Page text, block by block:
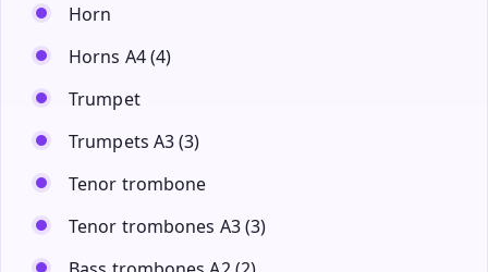
Horn
Horns A4 (4)
Trumpet
Trumpets A3 (3)
Tenor trombone
Tenor trombones A3 (3)